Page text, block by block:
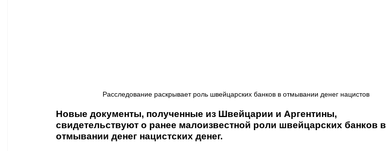
Расследование раскрывает роль швейцарских банков в отмывании денег нацистов
Новые документы, полученные из Швейцарии и Аргентины,
свидетельствуют о ранее малоизвестной роли швейцарских банков в
отмывании денег нацистских денег.